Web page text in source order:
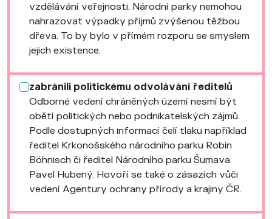
vzdělávání veřejnosti. Národní parky nemohou
nahrazovat výpadky příjmů zvýšenou těžbou
dřeva. To by bylo v přímém rozporu se smyslem
jejich existence.
zabránili politickému odvolávání ředitelů
Odborné vedení chráněných území nesmí být
obětí politických nebo podnikatelských zájmů.
Podle dostupných informací čelí tlaku například
ředitel Krkonošského národního parku Robin
Böhnisch či ředitel Národního parku Šumava
Pavel Hubený. Hovoří se také o zásazích vůči
vedení Agentury ochrany přírody a krajiny ČR.